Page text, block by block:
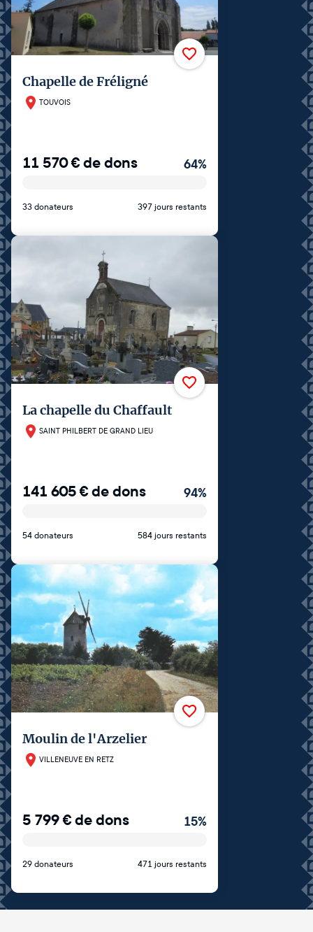
Chapelle de Fréligné
TOUVOIS
11 570€de dons 64%
33 donateurs 397 jours restants
La chapelle du Chaffault
SAINT PHILBERT DE GRAND LIEU
141 605€de dons 94%
54 donateurs 584 jours restants
Moulin de l'Arzelier
VILLENEUVE EN RETZ
5 799€de dons 15%
29 donateurs 471 jours restants